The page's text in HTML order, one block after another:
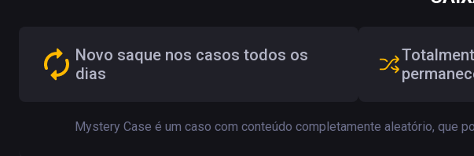
Novo saque nos casos todos os
dias
Mystery Case é um caso com conteúdo completamente aleatório, que